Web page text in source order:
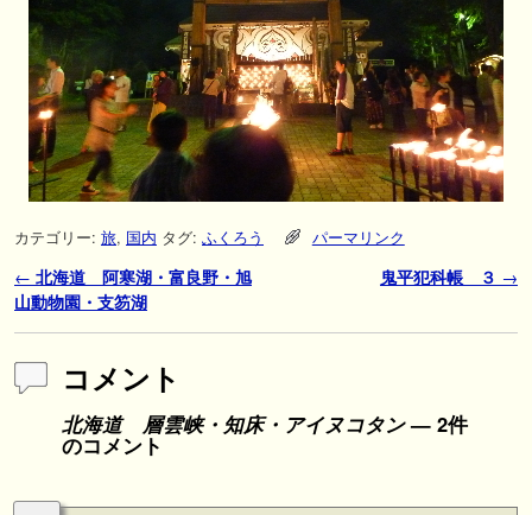
カテゴリー: 旅, 国内 タグ: ふくろう パーマリンク
投稿ナビゲーション
← 北海道 阿寒湖・富良野・旭
山動物園・支笏湖
鬼平犯科帳 ３ →
コメント
北海道 層雲峡・知床・アイヌコタン— 2件
のコメント